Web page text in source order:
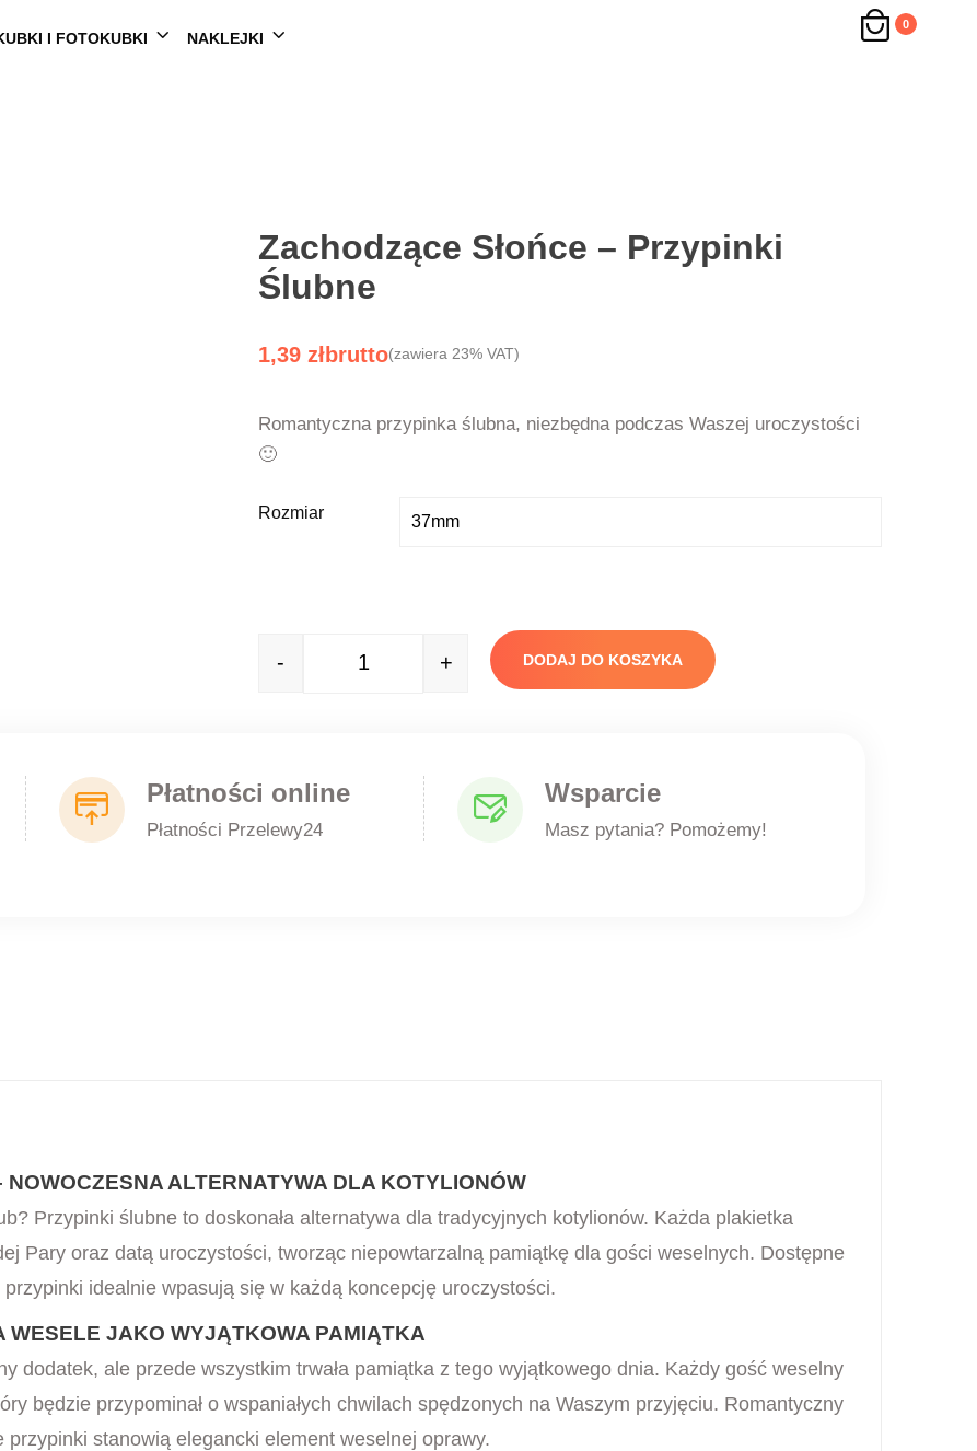
I FOTOKUBKI NAKLEJKI
0
Zachodzące Słońce – Przypinki
Ślubne
1,39 zł (zawiera 23% VAT)
Romantyczna przypinka ślubna, niezbędna podczas Waszej uroczystości
🙂
Rozmiar
Quantity
- + DODAJ DO KOSZYKA
Płatności online
Płatności Przelewy24
Wsparcie
Masz pytania? Pomożemy!
ALTERNATYWA DLA KOTYLIONÓW
Przypinki ślubne to doskonała alternatywa dla tradycyjnych kotylionów. Każda plakietka
Pary oraz datą uroczystości, tworząc niepowtarzalną pamiątkę dla gości weselnych. Dostępne
idealnie wpasują się w każdą koncepcję uroczystości.
WESELE JAKO WYJĄTKOWA PAMIĄTKA
dodatek, ale przede wszystkim trwała pamiątka z tego wyjątkowego dnia. Każdy gość weselny
będzie przypominał o wspaniałych chwilach spędzonych na Waszym przyjęciu. Romantyczny
stanowią elegancki element weselnej oprawy.